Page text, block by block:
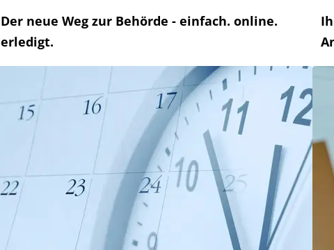
Der neue Weg zur Behörde - einfach. online.
erledigt.